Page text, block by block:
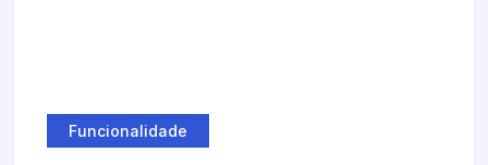
Funcionalidade